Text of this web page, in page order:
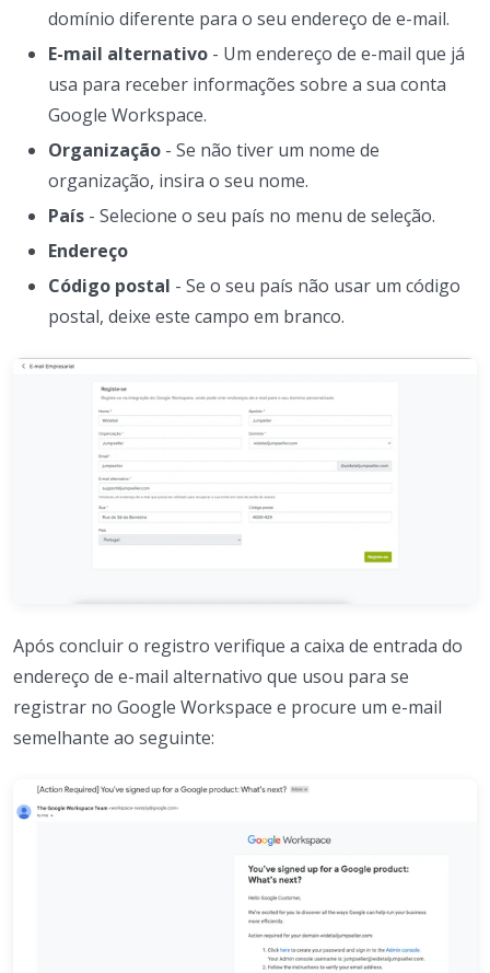
domínio diferente para o seu endereço de e-mail.
E-mail alternativo - Um endereço de e-mail que já
usa para receber informações sobre a sua conta
Google Workspace.
Organização - Se não tiver um nome de
organização, insira o seu nome.
País - Selecione o seu país no menu de seleção.
Endereço
Código postal - Se o seu país não usar um código
postal, deixe este campo em branco.
Após concluir o registro verifique a caixa de entrada do
endereço de e-mail alternativo que usou para se
registrar no Google Workspace e procure um e-mail
semelhante ao seguinte: